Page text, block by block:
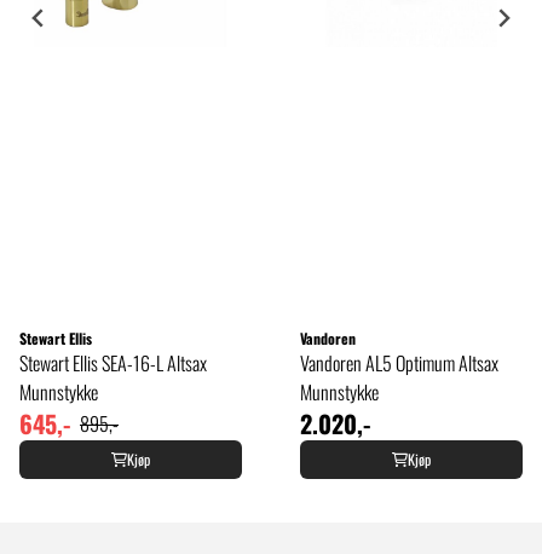
Stewart Ellis
Stewart Ellis SEA-16-L Altsax
Munnstykke
645,- 895,-
Kjøp
Vandoren
Vandoren AL5 Optimum Altsax
Munnstykke
2.020,-
Kjøp